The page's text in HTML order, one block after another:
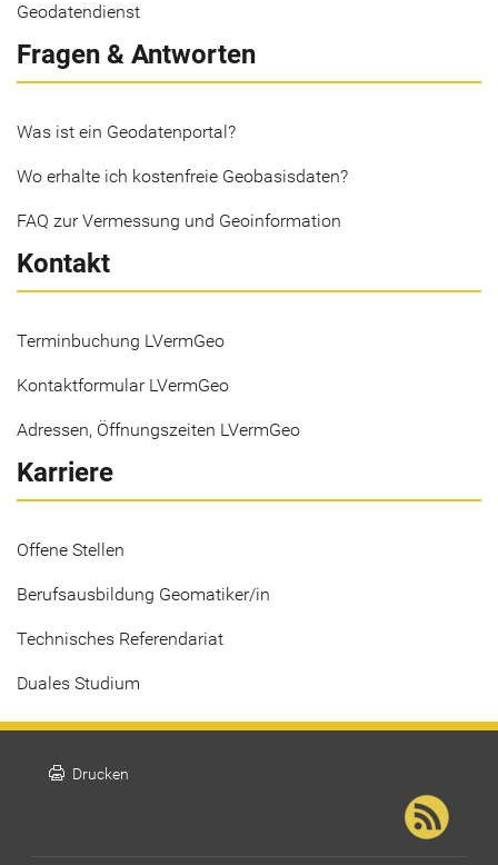
Geodatendienst
Fragen & Antworten
Was ist ein Geodatenportal?
Wo erhalte ich kostenfreie Geobasisdaten?
FAQ zur Vermessung und Geoinformation
Kontakt
Terminbuchung LVermGeo
Kontaktformular LVermGeo
Adressen, Öffnungszeiten LVermGeo
Karriere
Offene Stellen
Berufsausbildung Geomatiker/in
Technisches Referendariat
Duales Studium
print Drucken